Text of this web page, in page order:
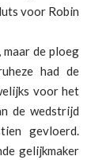
voor Robin
de ploeg
had de
voor het
de wedstrijd
gevloerd.
gelijkmaker